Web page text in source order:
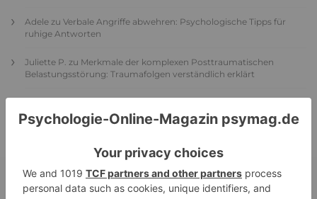
Adele zu Verbale Angriffe abwehren: Psychologische Tipps für
ruhige Antworten
Juliette P. zu Merkmale der komplexen Posttraumatischen
Belastungsstörung: Traumafolgen verständlich erklärt
vermutlich aus – Narzisstisch geprägte Kindheit (1)